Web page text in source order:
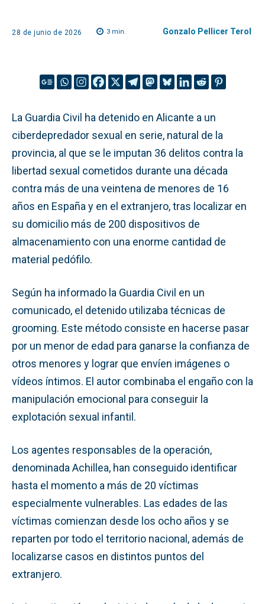
28 de junio de 2026 3min. Gonzalo Pellicer Terol
La Guardia Civil ha detenido en Alicante a un
ciberdepredador sexual en serie, natural de la
provincia, al que se le imputan 36 delitos contra la
libertad sexual cometidos durante una década
contra más de una veintena de menores de 16
años en España y en el extranjero, tras localizar en
su domicilio más de 200 dispositivos de
almacenamiento con una enorme cantidad de
material pedófilo.
Según ha informado la Guardia Civil en un
comunicado, el detenido utilizaba técnicas de
grooming. Este método consiste en hacerse pasar
por un menor de edad para ganarse la confianza de
otros menores y lograr que envíen imágenes o
vídeos íntimos. El autor combinaba el engaño con la
manipulación emocional para conseguir la
explotación sexual infantil.
Los agentes responsables de la operación,
denominada Achillea, han conseguido identificar
hasta el momento a más de 20 víctimas
especialmente vulnerables. Las edades de las
víctimas comienzan desde los ocho años y se
reparten por todo el territorio nacional, además de
localizarse casos en distintos puntos del
extranjero.